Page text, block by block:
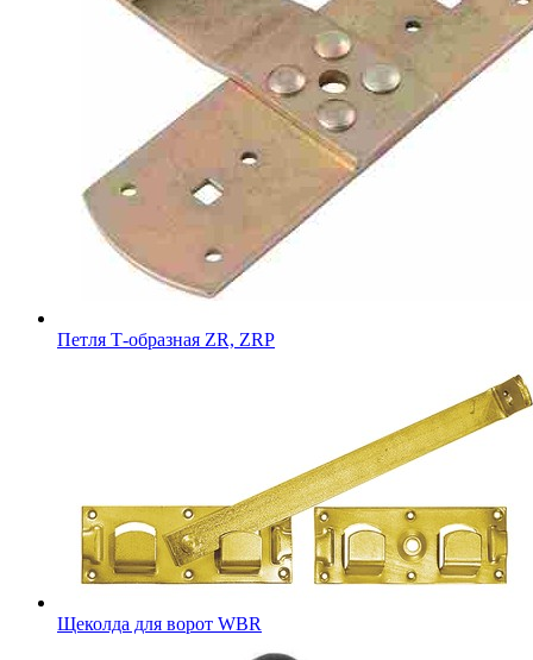
Петля Т-образная ZR, ZRP
Щеколда для ворот WBR